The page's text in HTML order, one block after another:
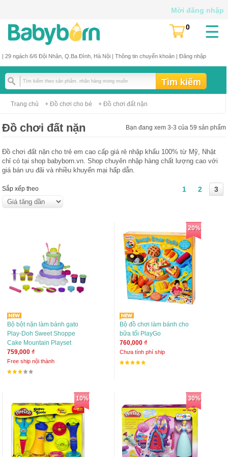
| 29 ngách 6/6 Đội Nhân, Q.Ba Đình, Hà Nội | Thông tin chuyển khoản| Đăng nhập
☰
(
0
Mời đăng nhập
Trang chủ Đồ chơi cho bé Đồ chơi đất nặn
Đồ chơi đất nặn Bạn đang xem 3-3 của 59 sản phẩm
Đồ chơi đất nặn cho trẻ em cao cấp giá rẻ nhập khẩu 100% từ Mỹ, Nhật
chỉ có tại shop babyborn.vn. Shop chuyên nhập hàng chất lượng cao với
giá bán ưu đãi và nhiều khuyến mại hấp dẫn.
Sắp xếp theo 1 2 3
Bộ bột nặn làm bánh gato
Play-Doh Sweet Shoppe
Cake Mountain Playset
759,000 ₫
Free ship nội thành
20%
Bộ đồ chơi làm bánh cho
bữa tối PlayGo
760,000 ₫
Chưa tính phí ship
10% 30%